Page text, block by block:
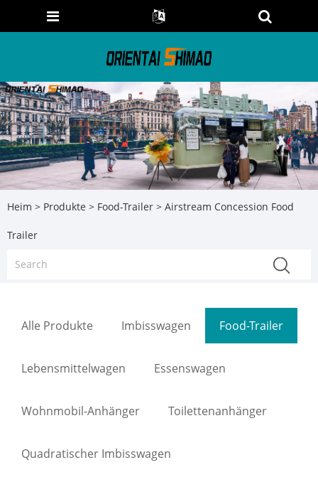
Heim > Produkte > Food-Trailer > Airstream Concession Food
Trailer
Alle Produkte Imbisswagen Food-Trailer
Lebensmittelwagen Essenswagen
Wohnmobil-Anhänger Toilettenanhänger
Quadratischer Imbisswagen